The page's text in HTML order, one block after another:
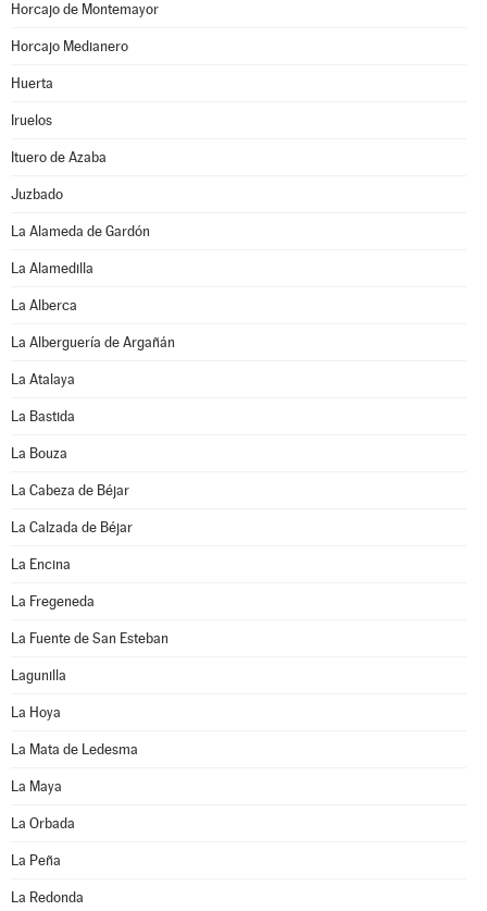
Horcajo de Montemayor
Horcajo Medianero
Huerta
Iruelos
Ituero de Azaba
Juzbado
La Alameda de Gardón
La Alamedilla
La Alberca
La Alberguería de Argañán
La Atalaya
La Bastida
La Bouza
La Cabeza de Béjar
La Calzada de Béjar
La Encina
La Fregeneda
La Fuente de San Esteban
Lagunilla
La Hoya
La Mata de Ledesma
La Maya
La Orbada
La Peña
La Redonda